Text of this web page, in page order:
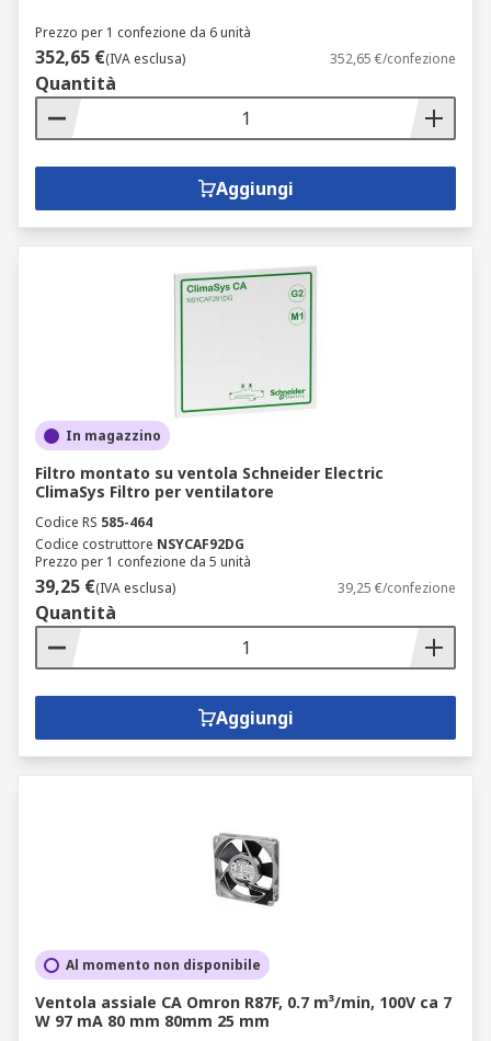
Prezzo per 1 confezione da 6 unità
352,65 €(IVA esclusa) 352,65 €/confezione
Quantità
Aggiungi
In magazzino
Filtro montato su ventola Schneider Electric
ClimaSys Filtro per ventilatore
Codice RS 585-464
Codice costruttore NSYCAF92DG
Prezzo per 1 confezione da 5 unità
39,25 €(IVA esclusa) 39,25 €/confezione
Quantità
Aggiungi
Al momento non disponibile
Ventola assiale CA Omron R87F, 0.7 m³/min, 100V ca 7
W 97 mA 80 mm 80mm 25 mm